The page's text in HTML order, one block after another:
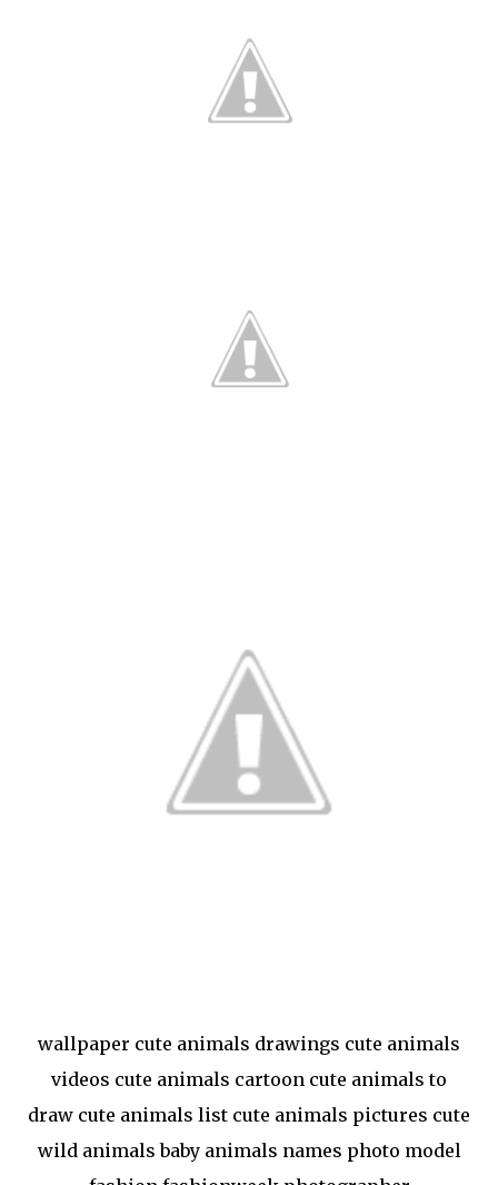
wallpaper cute animals drawings cute animals
videos cute animals cartoon cute animals to
draw cute animals list cute animals pictures cute
wild animals baby animals names photo model